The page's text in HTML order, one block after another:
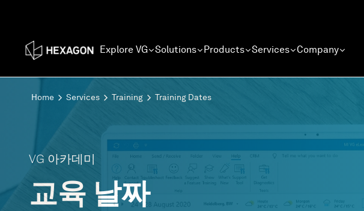
Explore VG Solutions Products Services Company
Home Services Training Training Dates
VG 아카데미
교육 날짜